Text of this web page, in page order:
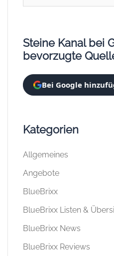
Steine Kanal bei
bevorzugte
Bei Google
Kategorien
Allgemeines
Angebote
BlueBrixx
BlueBrixx Listen &
BlueBrixx News
BlueBrixx Reviews